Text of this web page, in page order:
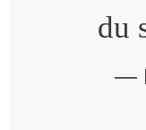
du